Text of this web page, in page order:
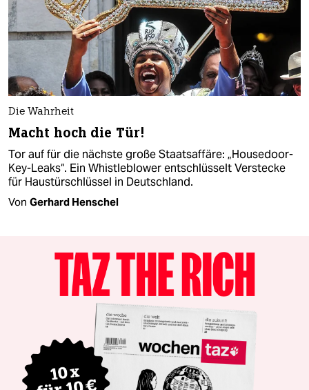
Die Wahrheit
Macht hoch die Tür!
Tor auf für die nächste große Staatsaffäre: „Housedoor-
Key-Leaks“. Ein Whistleblower entschlüsselt Verstecke
für Haustürschlüssel in Deutschland.
Von Gerhard Henschel